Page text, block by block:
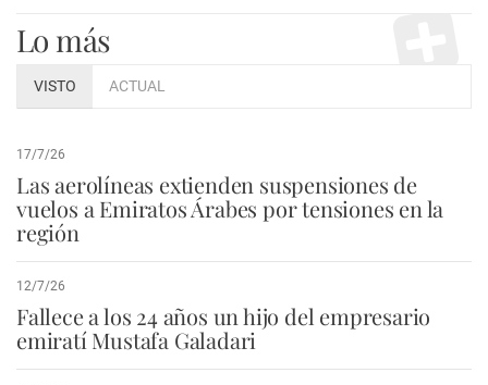
Lo más
VISTO ACTUAL
17/7/26
Las aerolíneas extienden suspensiones de
vuelos a Emiratos Árabes por tensiones en la
región
12/7/26
Fallece a los 24 años un hijo del empresario
emiratí Mustafa Galadari